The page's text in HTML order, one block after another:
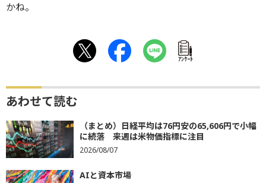
かね。
ｱﾝｹｰﾄ
あわせて読む
（まとめ）日経平均は76円安の65,606円で小幅
に続落 来週は米物価指標に注目
2026/08/07
AIと資本市場